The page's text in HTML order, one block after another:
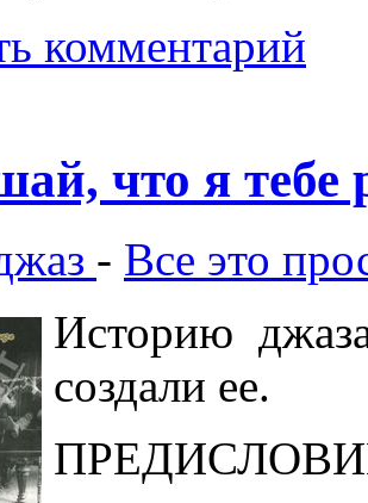
комментарий
что я тебе
- Все это
Историю
создали ее.